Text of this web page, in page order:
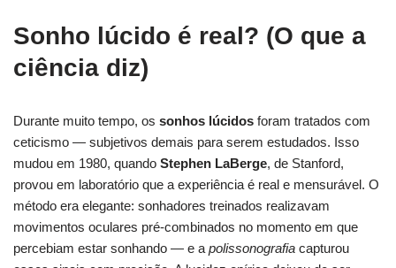
Sonho lúcido é real? (O que a
ciência diz)
Durante muito tempo, os sonhos lúcidos foram tratados com
ceticismo — subjetivos demais para serem estudados. Isso
mudou em 1980, quando Stephen LaBerge, de Stanford,
provou em laboratório que a experiência é real e mensurável. O
método era elegante: sonhadores treinados realizavam
movimentos oculares pré-combinados no momento em que
percebiam estar sonhando — e a polissonografia capturou